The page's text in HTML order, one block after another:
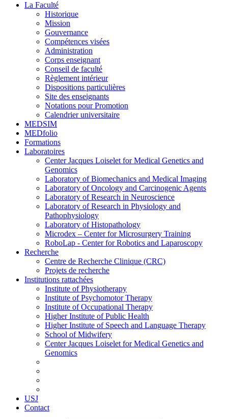
La Faculté
Historique
Mission
Gouvernance
Compétences visées
Administration
Corps enseignant
Conseil de faculté
Règlement intérieur
Dispositions particulières
Site des enseignants
Notations pour Promotion
Calendrier universitaire
MEDSIM
MEDfolio
Formations
Laboratoires
Center Jacques Loiselet for Medical Genetics and
Genomics
Laboratory of Biomechanics and Medical Imaging
Laboratory of Oncology and Carcinogenic Agents
Laboratory of Research in Neuroscience
Laboratory of Research in Physiology and
Pathophysiology
Laboratory of Histopathology
Microdex – Center for Microsurgery Training
RoboLap - Center for Robotics and Laparoscopy
Recherche
Centre de Recherche Clinique (CRC)
Projets de recherche
Institutions rattachées
Institute of Physiotherapy
Institute of Psychomotor Therapy
Institute of Occupational Therapy
Higher Institute of Public Health
Higher Institute of Speech and Language Therapy
School of Midwifery
Center Jacques Loiselet for Medical Genetics and
Genomics
USJ
Contact